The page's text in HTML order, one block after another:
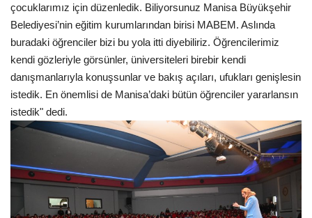
çocuklarımız için düzenledik. Biliyorsunuz Manisa Büyükşehir
Belediyesi’nin eğitim kurumlarından birisi MABEM. Aslında
buradaki öğrenciler bizi bu yola itti diyebiliriz. Öğrencilerimiz
kendi gözleriyle görsünler, üniversiteleri birebir kendi
danışmanlarıyla konuşsunlar ve bakış açıları, ufukları genişlesin
istedik. En önemlisi de Manisa’daki bütün öğrenciler yararlansın
istedik" dedi.